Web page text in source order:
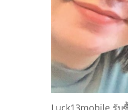
Luck13mobile รับ